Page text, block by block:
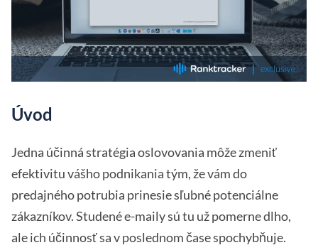
Úvod
Jedna účinná stratégia oslovovania môže zmeniť
efektivitu vášho podnikania tým, že vám do
predajného potrubia prinesie sľubné potenciálne
zákazníkov. Studené e-maily sú tu už pomerne dlho,
ale ich účinnosť sa v poslednom čase spochybňuje.